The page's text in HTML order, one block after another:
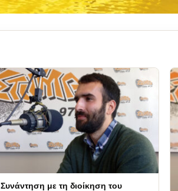
Συνάντηση με τη διοίκηση του